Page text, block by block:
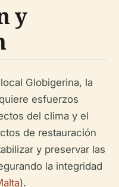
y
Globigerina, la
esfuerzos
del clima y el
de restauración
y preservar las
la integridad
).